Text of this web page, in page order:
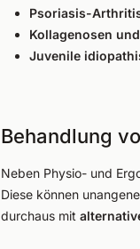
Psoriasis-
Kollagenosen
Juvenile
Behandlung
Neben Physio- und
Diese können
durchaus mit